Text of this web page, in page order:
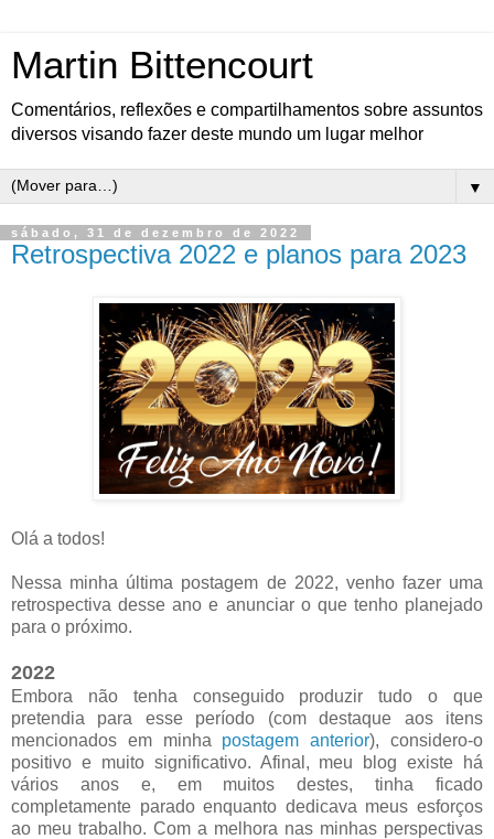
Martin Bittencourt
Comentários, reflexões e compartilhamentos sobre assuntos
diversos visando fazer deste mundo um lugar melhor
▼
sábado, 31 de dezembro de 2022
Retrospectiva 2022 e planos para 2023
Olá a todos!
Nessa minha última postagem de 2022, venho fazer uma
retrospectiva desse ano e anunciar o que tenho planejado
para o próximo.
2022
Embora não tenha conseguido produzir tudo o que
pretendia para esse período (com destaque aos itens
mencionados em minha postagem anterior), considero-o
positivo e muito significativo. Afinal, meu blog existe há
vários anos e, em muitos destes, tinha ficado
completamente parado enquanto dedicava meus esforços
ao meu trabalho. Com a melhora nas minhas perspectivas